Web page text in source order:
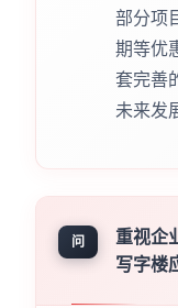
部分项
期等优
套完善
未来发
问
重视企
写字楼